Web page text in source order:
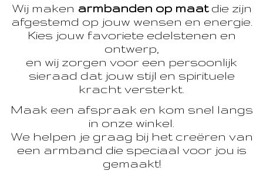
Wij maken armbanden op maatdie zijn
afgestemd op jouw wensen en energie.
Kies jouw favoriete edelstenen en
ontwerp,
en wij zorgen voor een persoonlijk
sieraad dat jouw stijl en spirituele
kracht versterkt.
Maak een afspraak en kom snel langs
in onze winkel.
We helpen je graag bij het creëren van
een armband die speciaal voor jou is
gemaakt!